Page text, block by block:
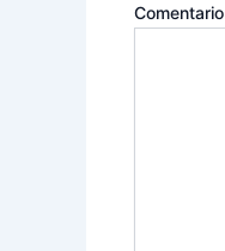
Comentario